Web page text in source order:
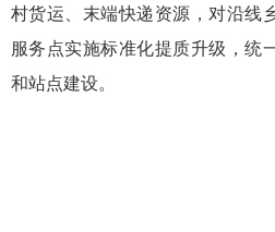
村货运、末端快递资源，对沿线
服务点实施标准化提质升级，统
和站点建设。